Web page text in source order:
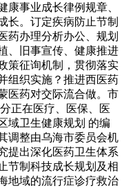
康事业成长律例规章、
长。订定疾病防止节制
药办理分析办公、规划
、旧事宣传、健康推进
策征询机制，贯彻落实
组织实施？推进西医药
医药对交际流合做。市
正在医疗、医保、医
域卫生健康规划 的编
调整由乌海市委员会机
提出深化医药卫生体系
节制科技成长规划及相
地域的流行症诊疗救治